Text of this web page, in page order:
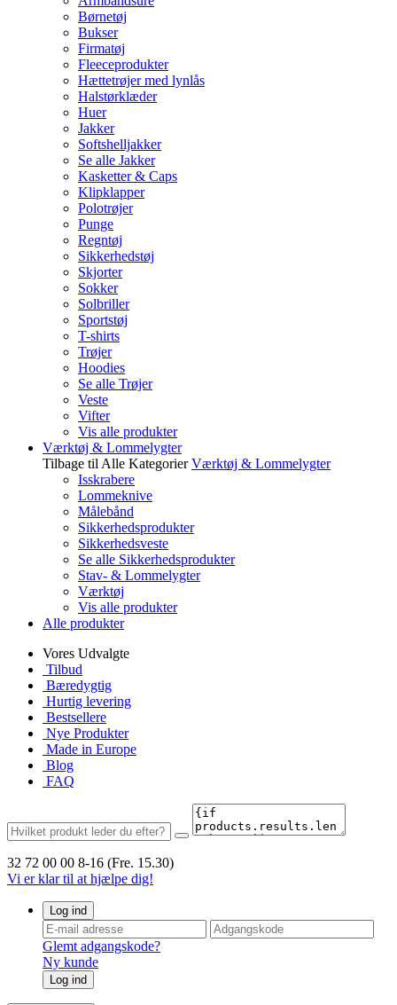
Børnetøj
Bukser
Firmatøj
Fleeceprodukter
Hættetrøjer med lynlås
Halstørklæder
Huer
Jakker
Softshelljakker
Se alle Jakker
Kasketter & Caps
Klipklapper
Polotrøjer
Punge
Regntøj
Sikkerhedstøj
Skjorter
Sokker
Solbriller
Sportstøj
T-shirts
Trøjer
Hoodies
Se alle Trøjer
Veste
Vifter
Vis alle produkter
Værktøj & Lommelygter
Tilbage til Alle Kategorier Værktøj & Lommelygter
Isskrabere
Lommeknive
Målebånd
Sikkerhedsprodukter
Sikkerhedsveste
Se alle Sikkerhedsprodukter
Stav- & Lommelygter
Værktøj
Vis alle produkter
Alle produkter
Vores Udvalgte
Tilbud
Bæredygtig
Hurtig levering
Bestsellere
Nye Produkter
Made in Europe
Blog
FAQ
32 72 00 00 8-16 (Fre. 15.30)
Vi er klar til at hjælpe dig!
Log ind
Glemt adgangskode?
Ny kunde
Log ind